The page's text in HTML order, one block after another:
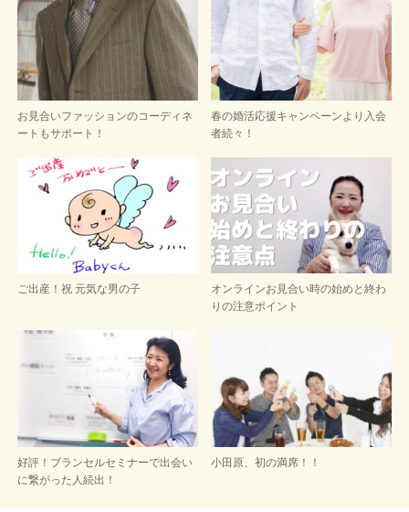
お見合いファッションのコーディネ
ートもサポート！
春の婚活応援キャンペーンより入会
者続々！
ご出産！祝 元気な男の子
オンラインお見合い時の始めと終わ
りの注意ポイント
好評！ブランセルセミナーで出会い
に繋がった人続出！
小田原、初の満席！！